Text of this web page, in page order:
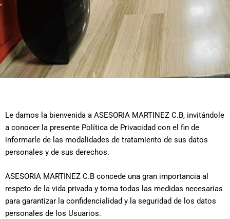
Le damos la bienvenida a ASESORIA MARTINEZ C.B, invitándole
a conocer la presente Política de Privacidad con el fin de
informarle de las modalidades de tratamiento de sus datos
personales y de sus derechos.
ASESORIA MARTINEZ C.B concede una gran importancia al
respeto de la vida privada y toma todas las medidas necesarias
para garantizar la confidencialidad y la seguridad de los datos
personales de los Usuarios.